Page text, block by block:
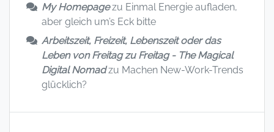
My Homepagezu Einmal Energie aufladen,
aber gleich um’s Eck bitte
Arbeitszeit, Freizeit, Lebenszeit oder das
Leben von Freitag zu Freitag - The Magical
Digital Nomadzu Machen New-Work-Trends
glücklich?